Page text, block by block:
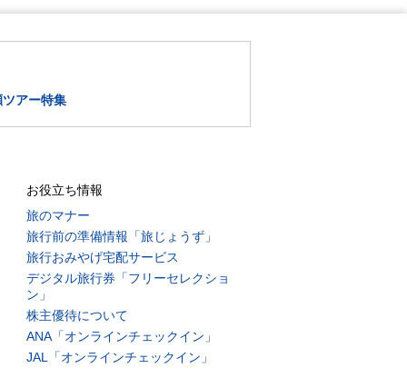
ツアー特集
お役立ち情報
旅のマナー
旅行前の準備情報「旅じょうず」
旅行おみやげ宅配サービス
デジタル旅行券「フリーセレクショ
ン」
株主優待について
ANA「オンラインチェックイン」
JAL「オンラインチェックイン」